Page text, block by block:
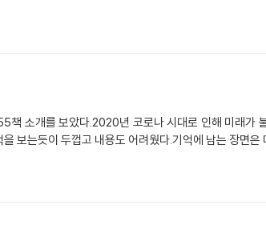
소개를 보았다.2020년 코로나 시대로 인해 미래가
보는듯이 두껍고 내용도 어려웠다.기억에 남는 장면